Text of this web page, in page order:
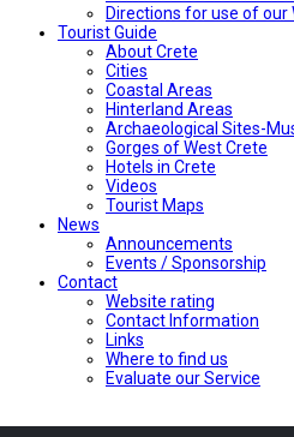
Directions for use of our
Tourist Guide
About Crete
Cities
Coastal Areas
Hinterland Areas
Archaeological Sites-
Gorges of West Crete
Hotels in Crete
Videos
Tourist Maps
News
Announcements
Events / Sponsorship
Contact
Website rating
Contact Information
Links
Where to find us
Evaluate our Service